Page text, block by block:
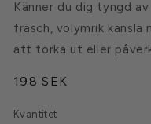
Känner du dig tyngd
fräsch, volymrik
att torka ut eller
Ordinarie
198 SEK
Kvantitet
Kvantitet